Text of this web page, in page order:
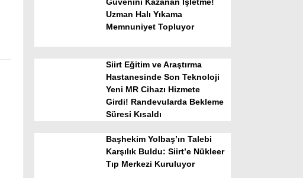
Güvenini Kazanan İşletme!
Uzman Halı Yıkama
Memnuniyet Topluyor
Siirt Eğitim ve Araştırma
Hastanesinde Son Teknoloji
Yeni MR Cihazı Hizmete
Girdi! Randevularda Bekleme
Süresi Kısaldı
Başhekim Yolbaş’ın Talebi
Karşılık Buldu: Siirt’e Nükleer
Tıp Merkezi Kuruluyor